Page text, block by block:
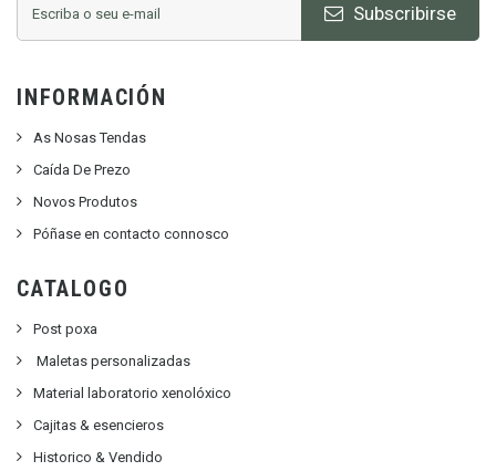
Subscribirse
INFORMACIÓN
As Nosas Tendas
Caída De Prezo
Novos Produtos
Póñase en contacto connosco
CATALOGO
Post poxa
Maletas personalizadas
Material laboratorio xenolóxico
Cajitas & esencieros
Historico & Vendido